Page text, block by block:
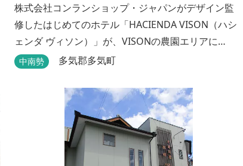
株式会社コンランショップ・ジャパンがデザイン監
修したはじめてのホテル「HACIENDA VISON（ハシ
ェンダ ヴィソン）」が、VISONの農園エリアに
8/1(木)オープン。 VISONでも最も緑豊かな農園エリ
の“HACIENDA”は、スペイン語で荘園の主の館を...
中南勢 多気郡多気町